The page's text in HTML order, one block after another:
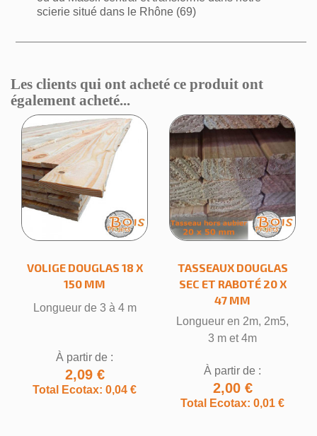
scierie situé dans le Rhône (69)
Les clients qui ont acheté ce produit ont
également acheté...
VOLIGE DOUGLAS 18 X
150 MM
Longueur de 3 à 4 m
À partir de :
2,09 €
Total Ecotax: 0,04 €
TASSEAUX DOUGLAS
SEC ET RABOTÉ 20 X
47 MM
Longueur en 2m, 2m5,
3 m et 4m
À partir de :
2,00 €
Total Ecotax: 0,01 €
Créer une liste d'envies ×
Nom de la liste d'envies
Créer une liste d'envies